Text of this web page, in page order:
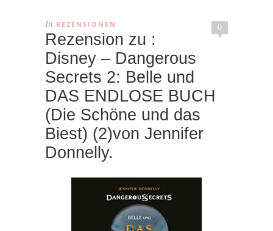
0
In REZENSIONEN
Rezension zu :
Disney – Dangerous
Secrets 2: Belle und
DAS ENDLOSE BUCH
(Die Schöne und das
Biest) (2)von Jennifer
Donnelly.